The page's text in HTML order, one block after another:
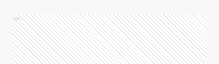
Ads